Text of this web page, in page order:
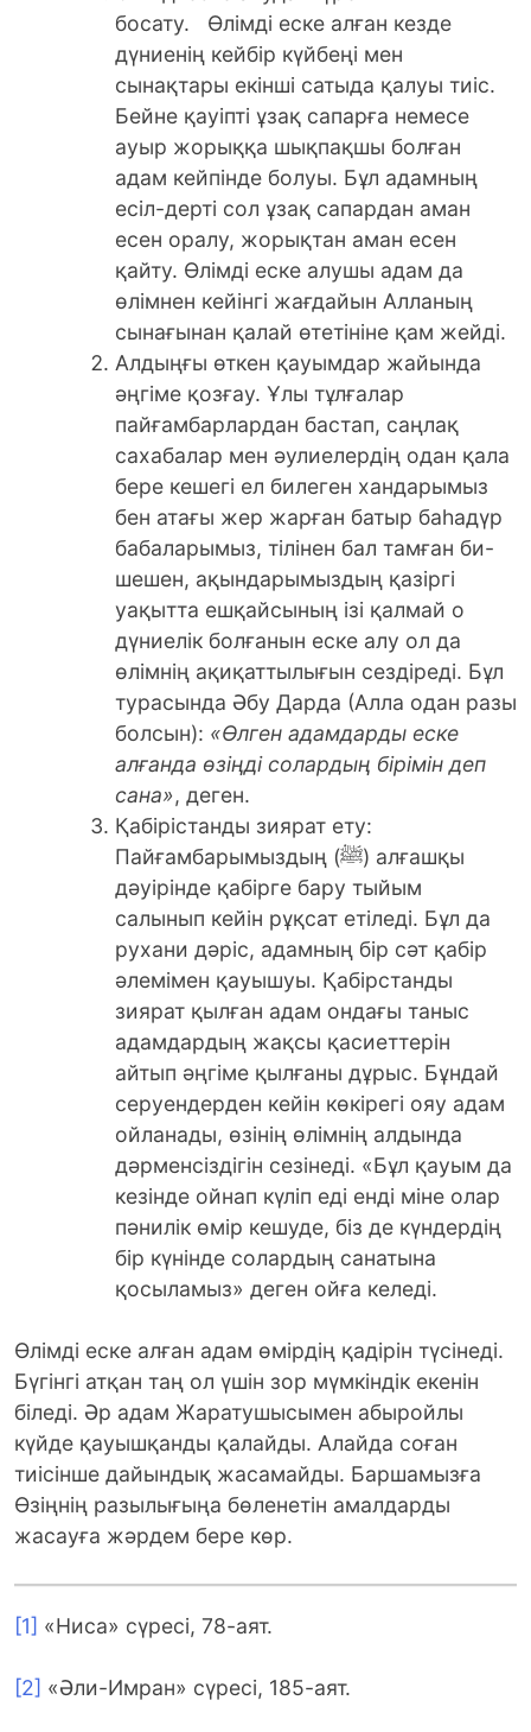
босату. Өлімді еске алған кезде
дүниенің кейбір күйбеңі мен
сынақтары екінші сатыда қалуы тиіс.
Бейне қауіпті ұзақ сапарға немесе
ауыр жорыққа шықпақшы болған
адам кейпінде болуы. Бұл адамның
есіл-дерті сол ұзақ сапардан аман
есен оралу, жорықтан аман есен
қайту. Өлімді еске алушы адам да
өлімнен кейінгі жағдайын Алланың
сынағынан қалай өтетініне қам жейді.
Алдыңғы өткен қауымдар жайында
әңгіме қозғау. Ұлы тұлғалар
пайғамбарлардан бастап, саңлақ
сахабалар мен әулиелердің одан қала
бере кешегі ел билеген хандарымыз
бен атағы жер жарған батыр баһадүр
бабаларымыз, тілінен бал тамған би-
шешен, ақындарымыздың қазіргі
уақытта ешқайсының ізі қалмай о
дүниелік болғанын еске алу ол да
өлімнің ақиқаттылығын сездіреді. Бұл
турасында Әбу Дарда (Алла одан разы
болсын): «Өлген адамдарды еске
алғанда өзіңді солардың бірімін деп
сана», деген.
Қабірістанды зиярат ету:
Пайғамбарымыздың (ﷺ) алғашқы
дәуірінде қабірге бару тыйым
салынып кейін рұқсат етіледі. Бұл да
рухани дәріс, адамның бір сәт қабір
әлемімен қауышуы. Қабірстанды
зиярат қылған адам ондағы таныс
адамдардың жақсы қасиеттерін
айтып әңгіме қылғаны дұрыс. Бұндай
серуендерден кейін көкірегі ояу адам
ойланады, өзінің өлімнің алдында
дәрменсіздігін сезінеді. «Бұл қауым да
кезінде ойнап күліп еді енді міне олар
пәнилік өмір кешуде, біз де күндердің
бір күнінде солардың санатына
қосыламыз» деген ойға келеді.
Өлімді еске алған адам өмірдің қадірін түсінеді.
Бүгінгі атқан таң ол үшін зор мүмкіндік екенін
біледі. Әр адам Жаратушысымен абыройлы
күйде қауышқанды қалайды. Алайда соған
тиісінше дайындық жасамайды. Баршамызға
Өзіңнің разылығыңа бөленетін амалдарды
жасауға жәрдем бере көр.
[1] «Ниса» сүресі, 78-аят.
[2] «Әли-Имран» сүресі, 185-аят.